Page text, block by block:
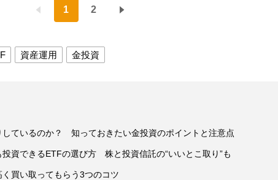
1 2
資産運用 金投資
しているのか？ 知っておきたい金投資のポイントと注意点
資できるETFの選び方 株と投資信託の“いいとこ取り”も
買い取ってもらう3つのコツ